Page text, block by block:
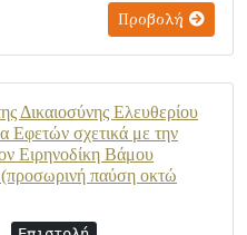
Προβολή
Δικαιοσύνης Ελευθερίου
Εφετών σχετικά με την
Ειρηνοδίκη Βάμου
παύση οκτώ